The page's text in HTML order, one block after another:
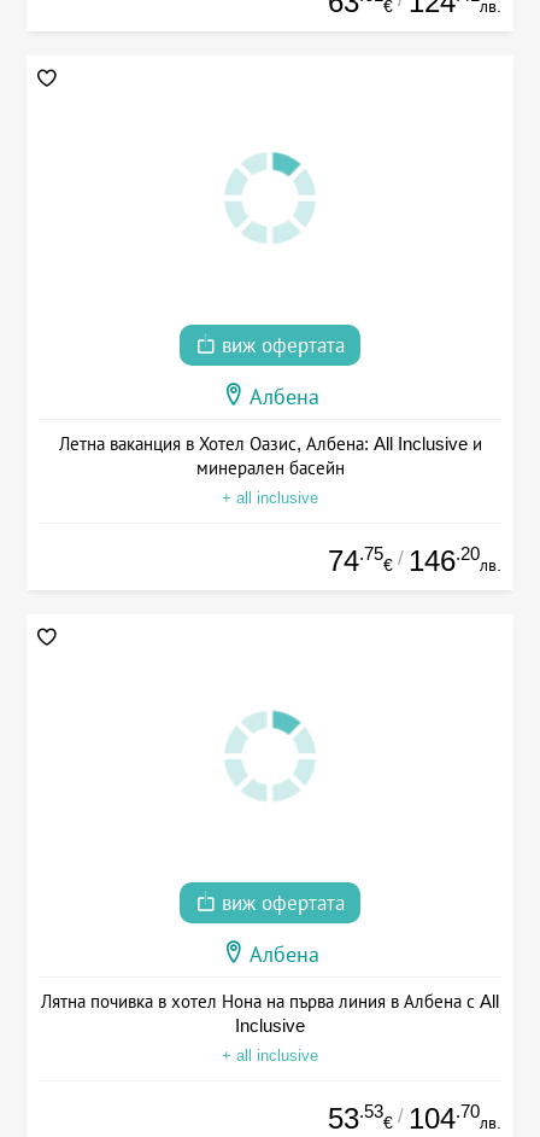
€ лв.
виж офертата
Албена
Летна ваканция в Хотел Оазис, Албена: All Inclusive и
минерален басейн
+ all inclusive
74.75
€ / 146.20
лв.
виж офертата
Албена
Лятна почивка в хотел Нона на първа линия в Албена с All
Inclusive
+ all inclusive
53.53
€ / 104.70
лв.